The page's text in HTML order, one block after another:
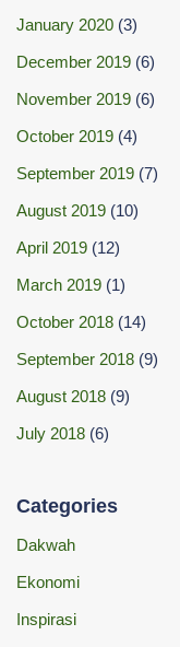
January 2020 (3)
December 2019 (6)
November 2019 (6)
October 2019 (4)
September 2019 (7)
August 2019 (10)
April 2019 (12)
March 2019 (1)
October 2018 (14)
September 2018 (9)
August 2018 (9)
July 2018 (6)
Categories
Dakwah
Ekonomi
Inspirasi